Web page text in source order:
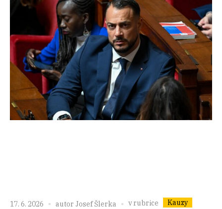
17. 6. 2026 autor Josef Šlerka v rubrice Kauzy